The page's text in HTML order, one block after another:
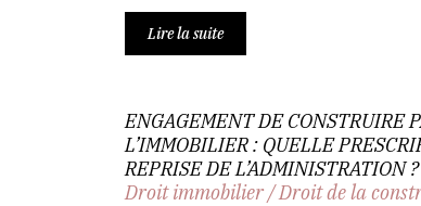
Lire la suite
ENGAGEMENT DE CONSTRUIRE
L’IMMOBILIER : QUELLE
REPRISE DE L’ADMINISTRATION ?
Droit immobilier/Droit de la